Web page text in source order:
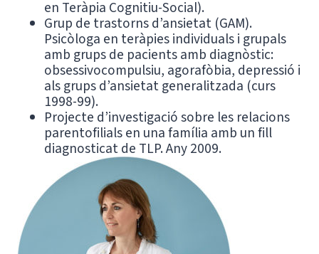
en Teràpia Cognitiu-Social).
Grup de trastorns d’ansietat (GAM).
Psicòloga en teràpies individuals i grupals
amb grups de pacients amb diagnòstic:
obsessivocompulsiu, agorafòbia, depressió i
als grups d’ansietat generalitzada (curs
1998-99).
Projecte d’investigació sobre les relacions
parentofilials en una família amb un fill
diagnosticat de TLP. Any 2009.